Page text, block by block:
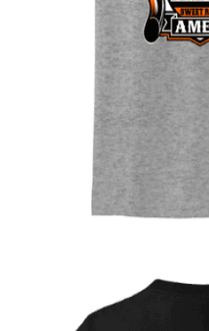
Quick
UNISEX
Ανδρική
14,00